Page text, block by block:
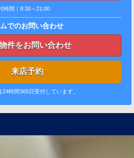
時間｜8:30～21:00
でのお問い合わせ
件をお問い合わせ
来店予約
24時間365日受付しています。